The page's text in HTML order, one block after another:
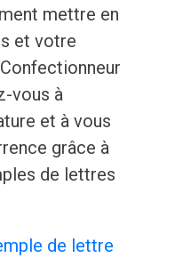
mettre en
et votre
vous à
et à vous
grâce à
de lettres
de lettre